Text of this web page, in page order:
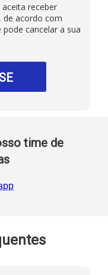
receber
de acordo com
pode cancelar a sua
time de